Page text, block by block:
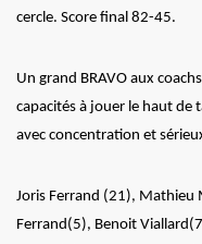
cercle. Score final 82-45.
Un grand BRAVO aux
capacités à jouer le haut de
avec concentration et
Joris Ferrand (21), Mathieu
Ferrand(5), Benoit